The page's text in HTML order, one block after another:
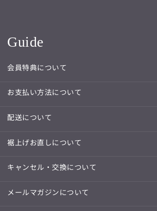
Guide
会員特典について
お支払い方法について
配送について
裾上げお直しについて
キャンセル・交換について
メールマガジンについて